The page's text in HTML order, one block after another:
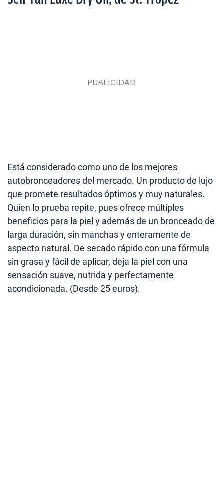
Está considerado como uno de los mejores
autobronceadores del mercado. Un producto de lujo
que promete resultados óptimos y muy naturales.
Quien lo prueba repite, pues ofrece múltiples
beneficios para la piel y además de un bronceado de
larga duración, sin manchas y enteramente de
aspecto natural. De secado rápido con una fórmula
sin grasa y fácil de aplicar, deja la piel con una
sensación suave, nutrida y perfectamente
acondicionada. (Desde 25 euros).